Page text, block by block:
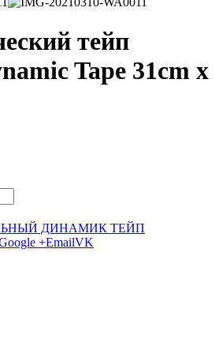
тейп
Tape 31cm x
ДИНАМИК ТЕЙП
+EmailVK